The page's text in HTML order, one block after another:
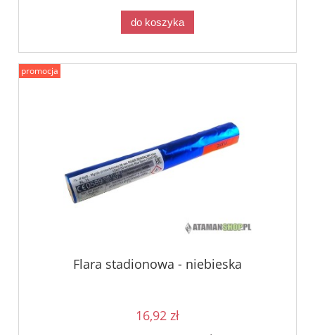
do koszyka
Flara stadionowa - niebieska
16,92 zł
promocja